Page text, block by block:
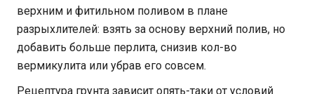
верхним и фитильном поливом в плане
разрыхлителей: взять за основу верхний полив, но
добавить больше перлита, снизив кол-во
вермикулита или убрав его совсем.
Рецептура грунта зависит опять-таки от условий